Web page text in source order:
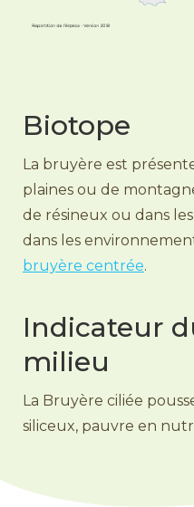
Biotope
La bruyère est
plaines ou de
de résineux ou dans
dans les
bruyère centrée.
Indicateur
milieu
La Bruyère ciliée
siliceux, pauvre en